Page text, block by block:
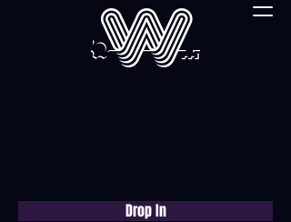
Drop In